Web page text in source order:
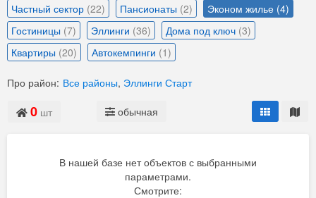
Частный сектор (22) Пансионаты (2) Эконом жилье (4)
Гостиницы (7) Эллинги (36) Дома под ключ (3)
Квартиры (20) Автокемпинги (1)
Про район: Все районы, Эллинги Старт
0 шт обычная
В нашей базе нет объектов с выбранными
параметрами.
Смотрите: